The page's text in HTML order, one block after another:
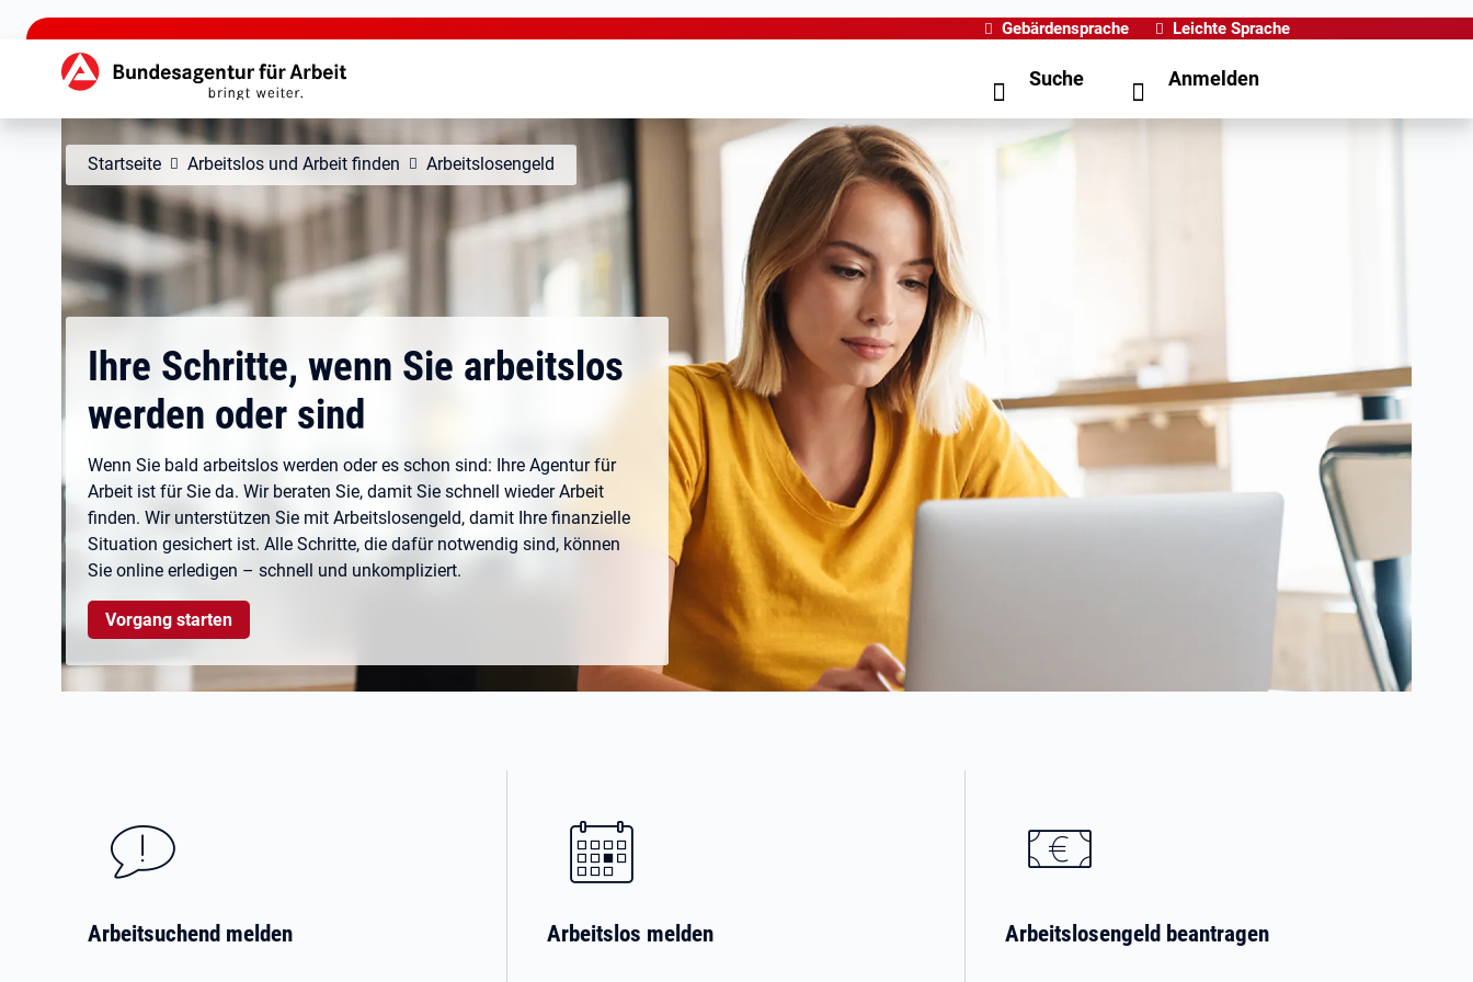
zu den Hauptinhalten springen
Gebärdensprache Leichte Sprache
Hauptnavigation Suche Anmelden
Startseite Arbeitslos und Arbeit finden Arbeitslosengeld
Ihre Schritte, wenn Sie arbeitslos
werden oder sind
Wenn Sie bald arbeitslos werden oder es schon sind: Ihre Agentur für
Arbeit ist für Sie da. Wir beraten Sie, damit Sie schnell wieder Arbeit
finden. Wir unterstützen Sie mit Arbeitslosengeld, damit Ihre finanzielle
Situation gesichert ist. Alle Schritte, die dafür notwendig sind, können
Sie online erledigen – schnell und unkompliziert.
Vorgang starten
Arbeitsuchend melden Arbeitslos melden Arbeitslosengeld beantragen